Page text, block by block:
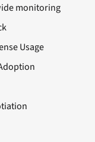
monitoring
Usage